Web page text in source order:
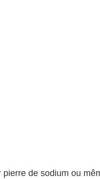
pierre de sodium ou